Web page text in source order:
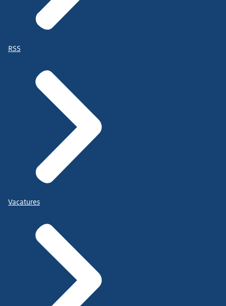
RSS
Vacatures